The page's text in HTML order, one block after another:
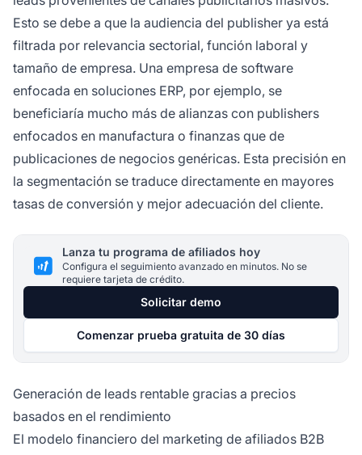
Esto se debe a que la audiencia del publisher ya está
filtrada por relevancia sectorial, función laboral y
tamaño de empresa. Una empresa de software
enfocada en soluciones ERP, por ejemplo, se
beneficiaría mucho más de alianzas con publishers
enfocados en manufactura o finanzas que de
publicaciones de negocios genéricas. Esta precisión en
la segmentación se traduce directamente en mayores
tasas de conversión y mejor adecuación del cliente.
Lanza tu programa de afiliados hoy
Configura el seguimiento avanzado en minutos. No se
requiere tarjeta de crédito.
Solicitar demo
Comenzar prueba gratuita de 30 días
Generación de leads rentable gracias a precios
basados en el rendimiento
El modelo financiero del marketing de afiliados B2B